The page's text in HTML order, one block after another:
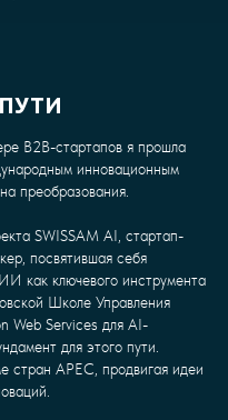
B2B-стартапов я прошла
инновационным
преобразования.
SWISSAM AI, стартап-
посвятившая себя
как ключевого инструмента
Школе Управления
Web Services для AI-
для этого пути.
стран APEC, продвигая идеи